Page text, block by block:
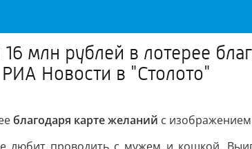
млн рублей в лотерее
Новости в "Столото"
благодаря карте желаний с